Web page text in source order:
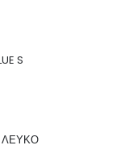
S
ΛΕΥΚΟ